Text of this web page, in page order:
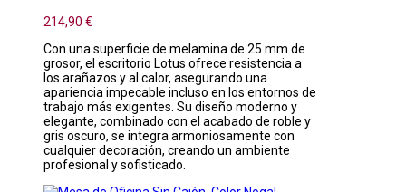
214,90 €
Con una superficie de melamina de 25 mm de
grosor, el escritorio Lotus ofrece resistencia a
los arañazos y al calor, asegurando una
apariencia impecable incluso en los entornos de
trabajo más exigentes. Su diseño moderno y
elegante, combinado con el acabado de roble y
gris oscuro, se integra armoniosamente con
cualquier decoración, creando un ambiente
profesional y sofisticado.